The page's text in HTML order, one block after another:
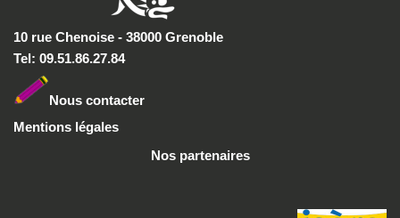
10 rue Chenoise - 38000 Grenoble
Tel: 09.51.86.27.84
Nous contacter
Mentions légales
Nos partenaires